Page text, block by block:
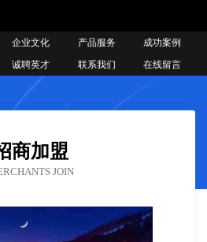
企业文化 产品服务
成功案例
诚聘英才 联系我们 在线留言
商加盟
JOIN